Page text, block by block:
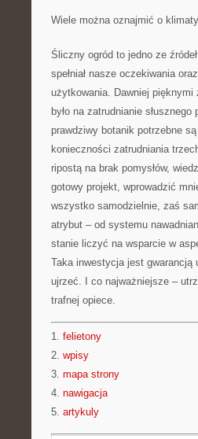
Wiele można oznajmić o
Śliczny ogród to jedno ze
spełniał nasze oczekiwania
użytkowania. Dawniej
było na zatrudnianie
prawdziwy botanik potrzebne
konieczności zatrudniania
ripostą na brak pomysłów,
gotowy projekt, wprowadzić
wszystko samodzielnie, zaś
atrybut – od systemu
stanie liczyć na wsparcie w
Taka inwestycja jest
ujrzeć. I co najważniejsze –
trafnej opiece.
1. felietony
2. wpisy
3. mapa strony
4. nawigacja
5. artykuly